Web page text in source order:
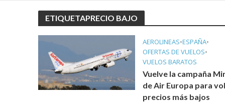
ETIQUETAPRECIO BAJO
AEROLINEAS•ESPAÑA•
OFERTAS DE VUELOS•
VUELOS BARATOS
Vuelve la campaña
de Air Europa para
precios más bajos